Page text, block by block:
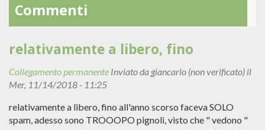
Commenti
relativamente a libero, fino
Collegamento permanente Inviato da giancarlo (non verificato) il
Mer, 11/14/2018 - 11:25
relativamente a libero, fino all'anno scorso faceva SOLO
spam, adesso sono TROOOPO pignoli, visto che " vedono "